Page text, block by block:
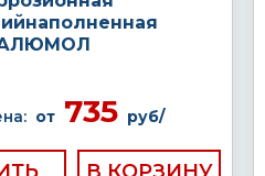
АЛЮМОЛ
от 735 руб/